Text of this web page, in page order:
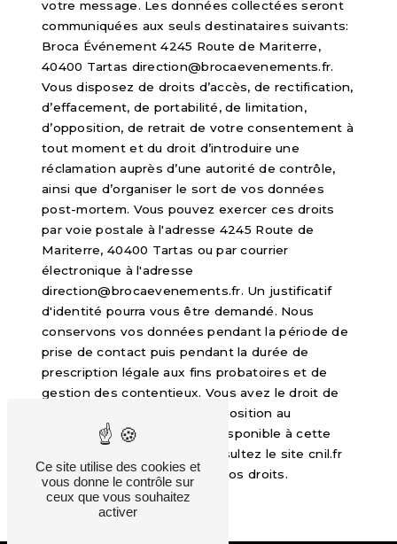
votre message. Les données collectées seront
communiquées aux seuls destinataires suivants:
Broca Événement 4245 Route de Mariterre,
40400 Tartas direction@brocaevenements.fr.
Vous disposez de droits d’accès, de rectification,
d’effacement, de portabilité, de limitation,
d’opposition, de retrait de votre consentement à
tout moment et du droit d’introduire une
réclamation auprès d’une autorité de contrôle,
ainsi que d’organiser le sort de vos données
post-mortem. Vous pouvez exercer ces droits
par voie postale à l'adresse 4245 Route de
Mariterre, 40400 Tartas ou par courrier
électronique à l'adresse
direction@brocaevenements.fr. Un justificatif
d'identité pourra vous être demandé. Nous
conservons vos données pendant la période de
prise de contact puis pendant la durée de
prescription légale aux fins probatoires et de
gestion des contentieux. Vous avez le droit de
vous inscrire sur la liste d'opposition au
démarchage téléphonique, disponible à cette
. Consultez le site cnil.fr
pour plus d’informations sur vos droits.
Ce site utilise des cookies et
vous donne le contrôle sur
ceux que vous souhaitez
activer